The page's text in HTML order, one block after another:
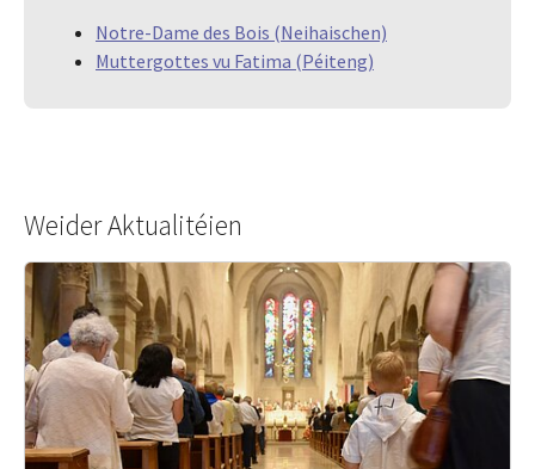
Notre-Dame des Bois (Neihaischen)
Muttergottes vu Fatima (Péiteng)
Weider Aktualitéien